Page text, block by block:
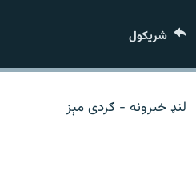
شريکول
لنډ خبرونه - ګردی مېز